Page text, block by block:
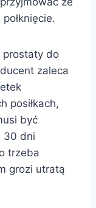
prostaty do
zaleca
posiłkach,
być
30 dni
trzeba
grozi utratą